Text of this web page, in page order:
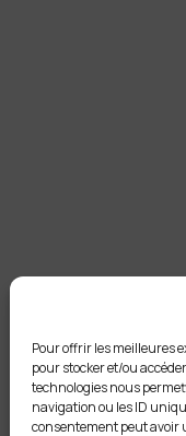
Pour offrir les meilleures
pour stocker et/ou
technologies nous
navigation ou les ID
consentement peut avoir